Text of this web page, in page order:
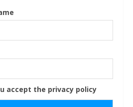
accept the privacy policy